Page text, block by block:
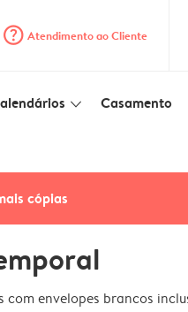
question_mark_circle Atendimento ao Cliente
slim_arrow_down Casamento
cópias
com envelopes brancos